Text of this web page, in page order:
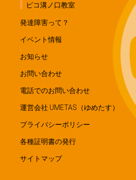
ピコ溝ノ口教室
発達障害って？
イベント情報
お知らせ
お問い合わせ
電話でのお問い合わせ
運営会社 UMETAS（ゆめたす）
プライバシーポリシー
各種証明書の発行
サイトマップ